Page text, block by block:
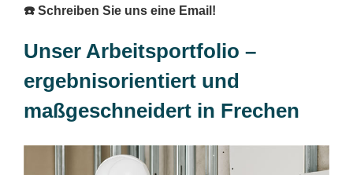
☎️ Schreiben Sie uns eine Email!
Unser Arbeitsportfolio –
ergebnisorientiert und
maßgeschneidert in Frechen